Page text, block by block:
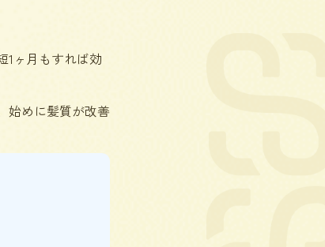
1ヶ月もすれば効
始めに髪質が改善